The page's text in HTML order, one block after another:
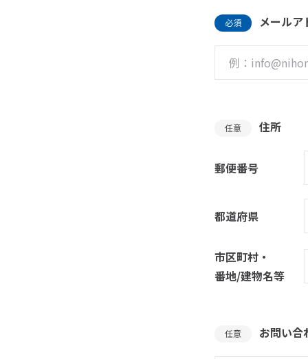
必須 メールア
任意 住所
郵便番号
都道府県
市区町村・
番地/建物名等
任意 お問い合